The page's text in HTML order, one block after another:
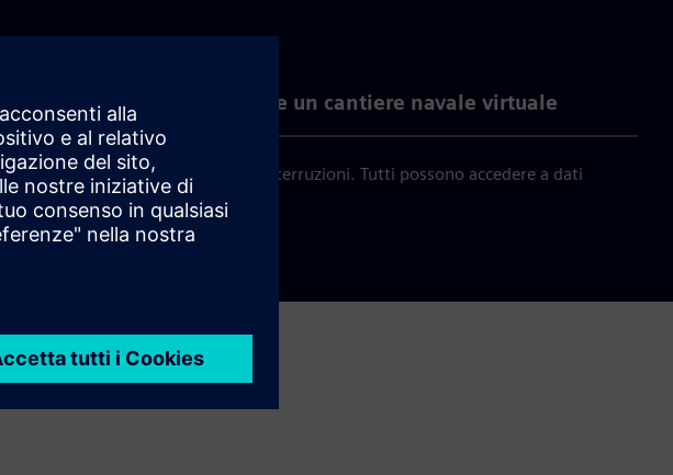
Creare un cantiere navale virtuale
le informazioni senza interruzioni. Tutti possono accedere a dati